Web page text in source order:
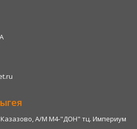
Казазово, А/М М4-"ДОН" тц. Империум